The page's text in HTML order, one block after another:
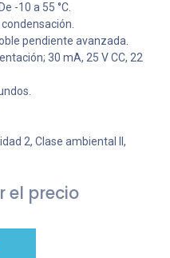
-10 a 55 °C.
pendiente avanzada.
30 mA, 25 V CC, 22
2, Clase ambiental II,
el precio